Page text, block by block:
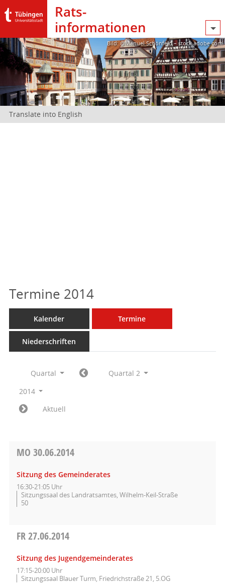
Rats­
informationen
Bild: @Manuel Schönfeld – stock.adobe.com
Translate into English
Termine 2014
Kalender Termine
Niederschriften
Quartal
Quartal 2
2014
Aktuell
MO 30.06.2014
Sitzung des Gemeinderates
16:30-21:05 Uhr
Sitzungssaal des Landratsamtes, Wilhelm-Keil-Straße
50
FR27.06.2014
Sitzung des Jugendgemeinderates
17:15-20:00 Uhr
Sitzungssaal Blauer Turm, Friedrichstraße 21, 5.OG